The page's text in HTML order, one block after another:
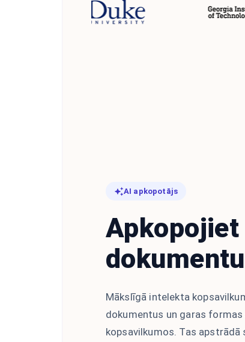
AI apkopotājs
Apkopojiet
Mākslīgā intelekta
dokumentus un garas
kopsavilkumos. Tas